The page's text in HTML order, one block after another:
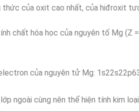
thức của oxit cao nhất, của hiđroxit
chất hóa học của nguyên tố Mg (Z
của nguyên tử Mg:
ngoài cùng nên thể hiện tính kim